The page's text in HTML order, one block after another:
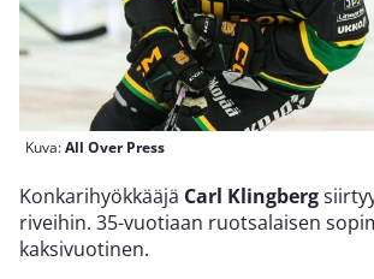
Kuva:All Over Press
Konkarihyökkääjä Carl Klingberg
riveihin. 35-vuotiaan ruotsalaisen
kaksivuotinen.